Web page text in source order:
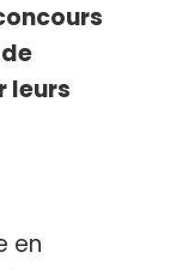
leurs
en